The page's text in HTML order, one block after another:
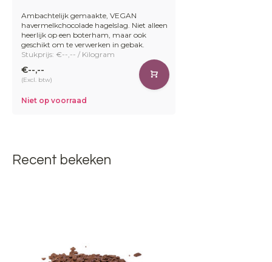
Ambachtelijk gemaakte, VEGAN
havermelkchocolade hagelslag. Niet alleen
heerlijk op een boterham, maar ook
geschikt om te verwerken in gebak.
Stukprijs: €--,-- / Kilogram
€--,--
(Excl. btw)
Niet op voorraad
Recent bekeken